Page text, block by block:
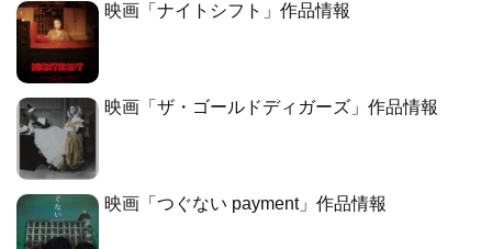
映画「ナイトシフト」作品情報
映画「ザ・ゴールドディガーズ」作品情報
映画「つぐない payment」作品情報